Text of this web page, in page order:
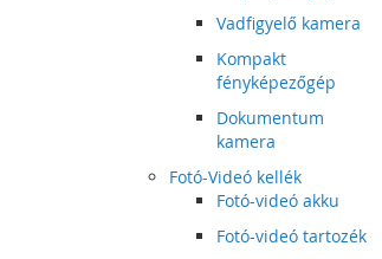
Vadfigyelő kamera
Kompakt
fényképezőgép
Dokumentum
kamera
Fotó-Videó kellék
Fotó-videó akku
Fotó-videó tartozék